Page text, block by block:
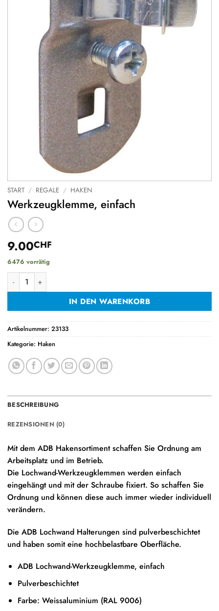
START / REGALE / HAKEN
Werkzeugklemme, einfach
9.00CHF
6476 vorrätig
Werkzeugklemme, einfach Menge
IN DEN WARENKORB
Artikelnummer: 23133
Kategorie: Haken
BESCHREIBUNG
REZENSIONEN (0)
Mit dem ADB Hakensortiment schaffen Sie Ordnung am
Arbeitsplatz und im Betrieb.
Die Lochwand-Werkzeugklemmen werden einfach
eingehängt und mit der Schraube fixiert. So schaffen Sie
Ordnung und können diese auch immer wieder individuell
verändern.
Die ADB Lochwand Halterungen sind pulverbeschichtet
und haben somit eine hochbelastbare Oberfläche.
ADB Lochwand-Werkzeugklemme, einfach
Pulverbeschichtet
Farbe: Weissaluminium (RAL 9006)